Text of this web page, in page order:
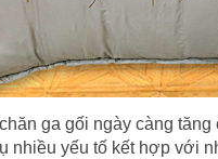
ga gối ngày càng
nhiều yếu tố kết hợp với